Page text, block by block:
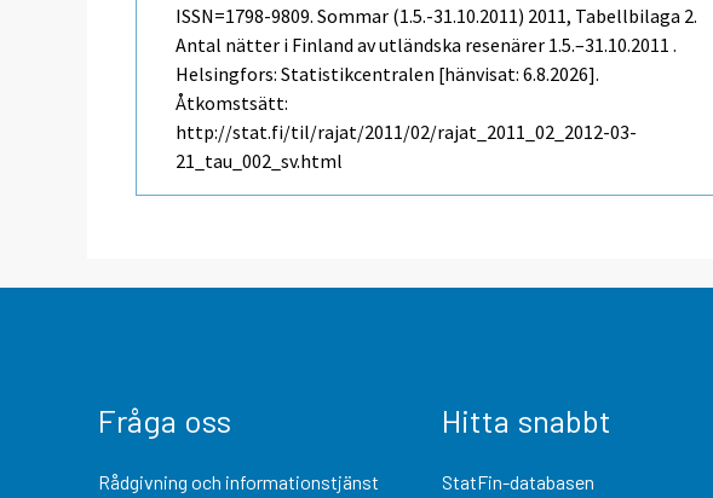
ISSN=1798-9809.Sommar (1.5.-31.10.2011) 2011, Tabellbilaga 2.
Antal nätter i Finland av utländska resenärer 1.5.–31.10.2011 .
Helsingfors: Statistikcentralen [hänvisat: 6.8.2026].
Åtkomstsätt:
http://stat.fi/til/rajat/2011/02/rajat_2011_02_2012-03-
21_tau_002_sv.html
Fråga oss
Rådgivning och informationstjänst
Hitta snabbt
StatFin-databasen